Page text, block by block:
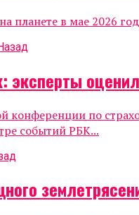
планете в мае 2026
эксперты
по
событий РБК...